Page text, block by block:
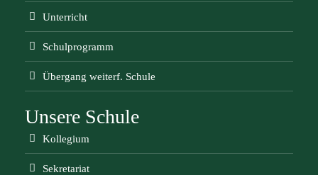
Unterricht
Schulprogramm
Übergang weiterf. Schule
Unsere Schule
Kollegium
Sekretariat